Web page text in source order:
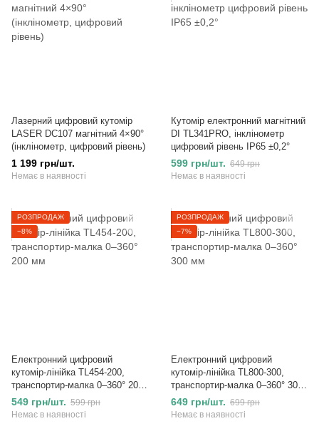
Лазерний цифровий кутомір
LASER DC107 магнітний 4×90°
(інклінометр, цифровий рівень)
1 199 грн/шт.
Немає в наявності
Кутомір електронний магнітний
DI TL341PRO, інклінометр
цифровий рівень IP65 ±0,2°
599 грн/шт. 649 грн
Немає в наявності
РОЗПРОДАЖ
−8%
Електронний цифровий
кутомір-лінійка TL454-200,
транспортир-малка 0–360° 200
мм
549 грн/шт. 599 грн
Немає в наявності
РОЗПРОДАЖ
−7%
Електронний цифровий
кутомір-лінійка TL800-300,
транспортир-малка 0–360° 300
мм
649 грн/шт. 699 грн
Немає в наявності